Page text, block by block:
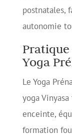
postnatales,
autonomie
Pratique
Yoga
Le Yoga
yoga
enceinte,
formation